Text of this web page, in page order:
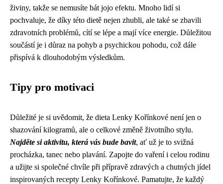
živiny, takže se nemusíte bát jojo efektu. Mnoho lidí si
pochvaluje, že díky této dietě nejen zhubli, ale také se zbavili
zdravotních problémů, cítí se lépe a mají více energie. Důležitou
součástí je i důraz na pohyb a psychickou pohodu, což dále
přispívá k dlouhodobým výsledkům.
Tipy pro motivaci
Důležité je si uvědomit, že dieta Lenky Kořínkové není jen o
shazování kilogramů, ale o celkové změně životního stylu.
Najděte si aktivitu, která vás bude bavit, ať už je to svižná
procházka, tanec nebo plavání. Zapojte do vaření i celou rodinu
a užijte si společné chvíle při přípravě zdravých a chutných jídel
inspirovaných recepty Lenky Kořínkové. Pamatujte, že každý